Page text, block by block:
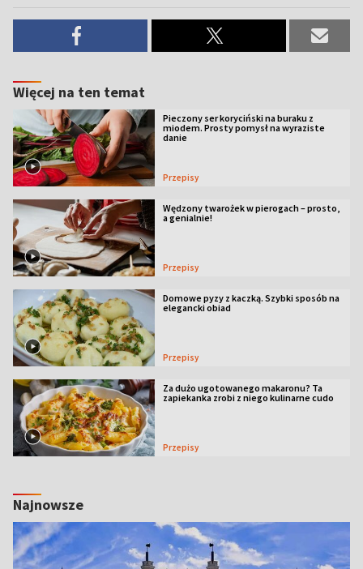
Więcej na ten temat
Pieczony ser koryciński na buraku z
miodem. Prosty pomysł na wyraziste
danie
Przepisy
Wędzony twarożek w pierogach – prosto,
a genialnie!
Przepisy
Domowe pyzy z kaczką. Szybki sposób na
elegancki obiad
Przepisy
Za dużo ugotowanego makaronu? Ta
zapiekanka zrobi z niego kulinarne cudo
Przepisy
Najnowsze